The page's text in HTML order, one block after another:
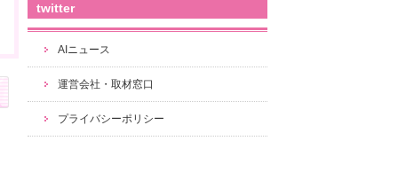
twitter
AIニュース
運営会社・取材窓口
プライバシーポリシー